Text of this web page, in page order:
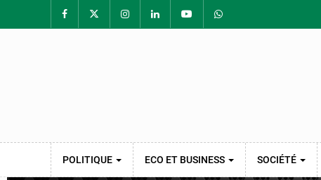
POLITIQUE ECO ET BUSINESS SOCIÉTÉ